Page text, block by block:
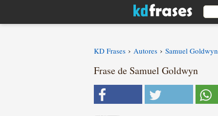
KD Frases › Autores › Samuel Goldwyn
Frase de Samuel Goldwyn